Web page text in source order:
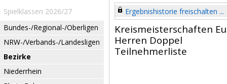
Spielklassen 2026/27
Bundes-/Regional-/Oberligen
NRW-/Verbands-/Landesligen
Bezirke
Niederrhein
Ergebnishistorie freischalten ...
Kreismeisterschaften
Herren Doppel
Teilnehmerliste